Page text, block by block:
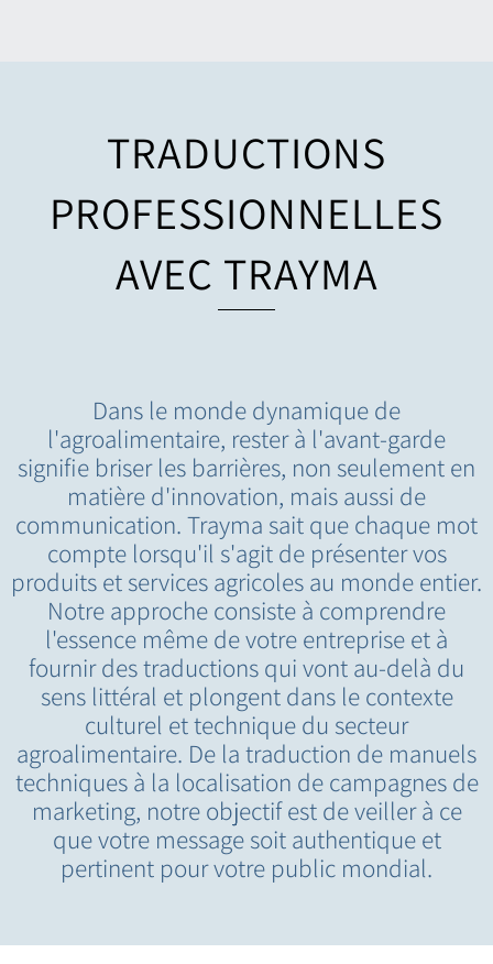
TRADUCTIONS
PROFESSIONNELLES
AVEC TRAYMA
Dans le monde dynamique de
l'agroalimentaire, rester à l'avant-garde
signifie briser les barrières, non seulement en
matière d'innovation, mais aussi de
communication. Trayma sait que chaque mot
compte lorsqu'il s'agit de présenter vos
produits et services agricoles au monde entier.
Notre approche consiste à comprendre
l'essence même de votre entreprise et à
fournir des traductions qui vont au-delà du
sens littéral et plongent dans le contexte
culturel et technique du secteur
agroalimentaire. De la traduction de manuels
techniques à la localisation de campagnes de
marketing, notre objectif est de veiller à ce
que votre message soit authentique et
pertinent pour votre public mondial.